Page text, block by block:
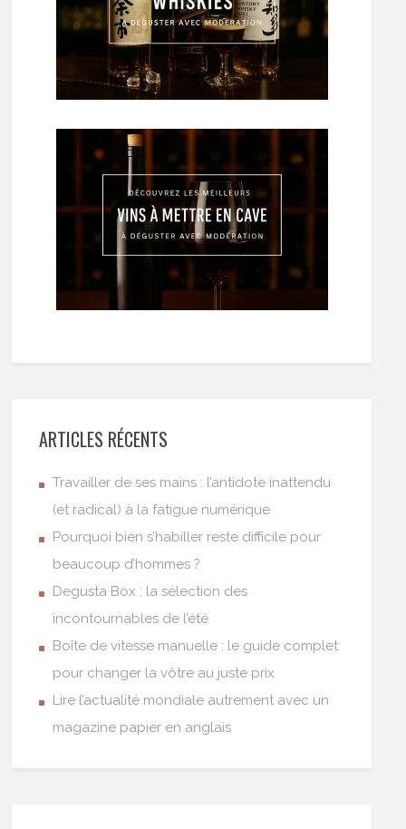
ARTICLES RÉCENTS
Travailler de ses mains : l’antidote inattendu
(et radical) à la fatigue numérique
Pourquoi bien s’habiller reste difficile pour
beaucoup d’hommes ?
Degusta Box : la sélection des
incontournables de l’été
Boîte de vitesse manuelle : le guide complet
pour changer la vôtre au juste prix
Lire l’actualité mondiale autrement avec un
magazine papier en anglais